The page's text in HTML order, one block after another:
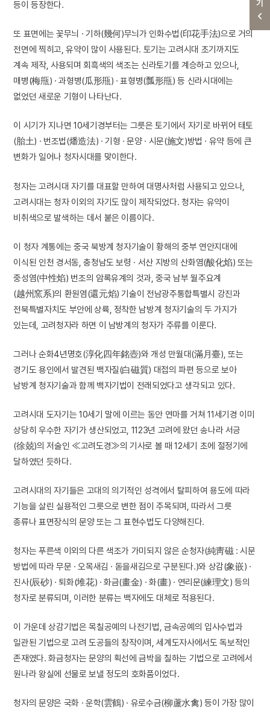
등이 등장한다.
또 표면에는 꽃무늬 · 기하(幾何)무늬가 인화수법(印花手法)으로 거의
전면에 찍히고, 유약이 많이 사용된다. 토기는 고려시대 초기까지도
계속 제작, 사용되며 회흑색의 색조는 신라토기를 계승하고 있으나,
매병(梅甁) · 과형병(瓜形甁) · 표형병(瓢形甁) 등 신라시대에는
없었던 새로운 기형이 나타난다.
이 시기가 지나면 10세기경부터는 그릇은 토기에서 자기로 바뀌어 태토
(胎土) · 번조법(燔造法) · 기형 · 문양 · 시문(施文)방법 · 유약 등에 큰
변화가 일어나 청자시대를 맞이한다.
청자는 고려시대 자기를 대표할 만하여 대명사처럼 사용되고 있으나,
고려시대는 청자 이외의 자기도 많이 제작되었다. 청자는 유약이
비취색으로 발색하는 데서 붙은 이름이다.
이 청자 계통에는 중국 북방계 청자기술이 황해의 중부 연안지대에
이식된 인천 경서동, 충청남도 보령 · 서산 지방의 산화염(酸化焰) 또는
중성염(中性焰) 번조의 암록유계의 것과, 중국 남부 월주요계
(越州窯系)의 환원염(還元焰) 기술이 전남광주통합특별시 강진과
전북특별자치도 부안에 상륙, 정착한 남방계 청자기술의 두 가지가
있는데, 고려청자라 하면 이 남방계의 청자가 주류를 이룬다.
그러나 순화4년명호(淳化四年銘壺)와 개성 만월대(滿月臺), 또는
경기도 용인에서 발견된 백자질(白磁質) 대접의 파편 등으로 보아
남방계 청자기술과 함께 백자기법이 전래되었다고 생각되고 있다.
고려시대 도자기는 10세기 말에 이르는 동안 연마를 거쳐 11세기경 이미
상당히 우수한 자기가 생산되었고, 1123년 고려에 왔던 송나라 서긍
(徐兢)의 저술인 ≪고려도경≫의 기사로 볼 때 12세기 초에 절정기에
달하였던 듯하다.
고려시대의 자기들은 고대의 의기적인 성격에서 탈피하여 용도에 따라
기능을 살린 실용적인 그릇으로 변한 점이 주목되며, 따라서 그릇
종류나 표면장식의 문양 또는 그 표현수법도 다양해진다.
청자는 푸른색 이외의 다른 색조가 가미되지 않은 순청자(純靑磁 : 시문
방법에 따라 무문 · 오목새김 · 돋을새김으로 구분된다.)와 상감(象嵌) ·
진사(辰砂) · 퇴화(堆花) · 화금(畫金) · 화(畫) · 연리문(練理文) 등의
청자로 분류되며, 이러한 분류는 백자에도 대체로 적용된다.
이 가운데 상감기법은 목칠공예의 나전기법, 금속공예의 입사수법과
일관된 기법으로 고려 도공들의 창작이며, 세계도자사에서도 독보적인
존재였다. 화금청자는 문양의 획선에 금박을 칠하는 기법으로 고려에서
원나라 왕실에 선물로 보낼 정도의 호화품이었다.
청자의 문양은 국화 · 운학(雲鶴) · 유로수금(柳蘆水禽) 등이 가장 많이